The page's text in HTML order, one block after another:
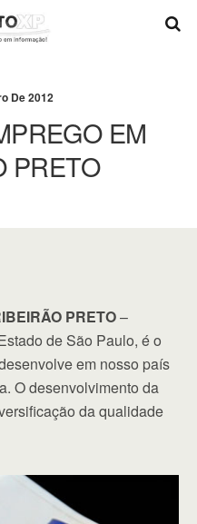
De 2012
EM
PRETO
PRETO–
de São Paulo, é o
em nosso país
O desenvolvimento da
da qualidade